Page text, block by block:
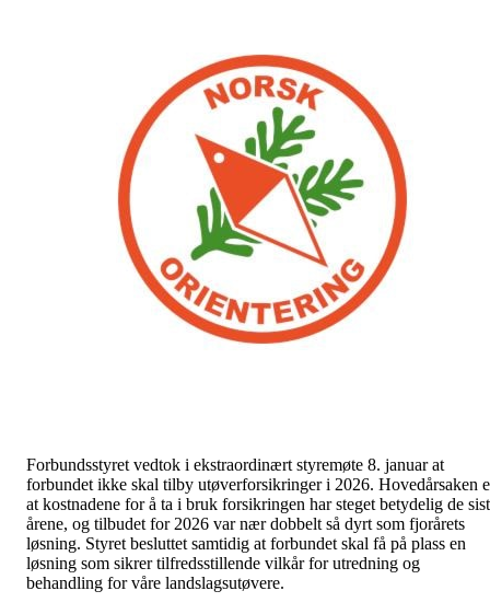
Forbundsstyret vedtok i ekstraordinært styremøte 8. januar at
forbundet ikke skal tilby utøverforsikringer i 2026. Hovedårsaken
at kostnadene for å ta i bruk forsikringen har steget betydelig de
årene, og tilbudet for 2026 var nær dobbelt så dyrt som fjorårets
løsning. Styret besluttet samtidig at forbundet skal få på plass en
løsning som sikrer tilfredsstillende vilkår for utredning og
behandling for våre landslagsutøvere.